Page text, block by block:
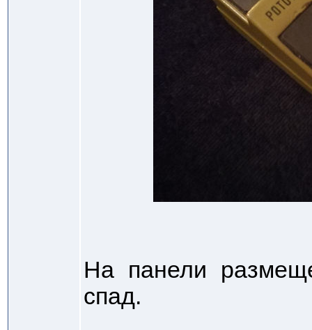
На панели
спад.